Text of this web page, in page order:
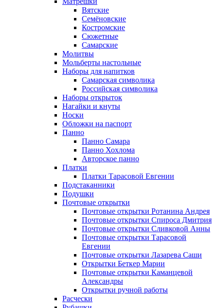
Вятские
Семёновские
Костромские
Сюжетные
Самарские
Молитвы
Мольберты настольные
Наборы для напитков
Самарская символика
Российская символика
Наборы открыток
Нагайки и кнуты
Носки
Обложки на паспорт
Панно
Панно Самара
Панно Хохлома
Авторское панно
Платки
Платки Тарасовой Евгении
Подстаканники
Подушки
Почтовые открытки
Почтовые открытки Ротанина Андрея
Почтовые открытки Спироса Дмитрия
Почтовые открытки Сливковой Анны
Почтовые открытки Тарасовой
Евгении
Почтовые открытки Лазарева Саши
Открытки Беткер Марии
Почтовые открытки Каманцевой
Александры
Открытки ручной работы
Расчески